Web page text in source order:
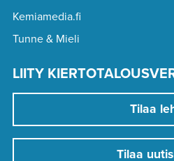
Kemiamedia.fi
Tunne & Mieli
LIITY
Tilaa
Tilaa